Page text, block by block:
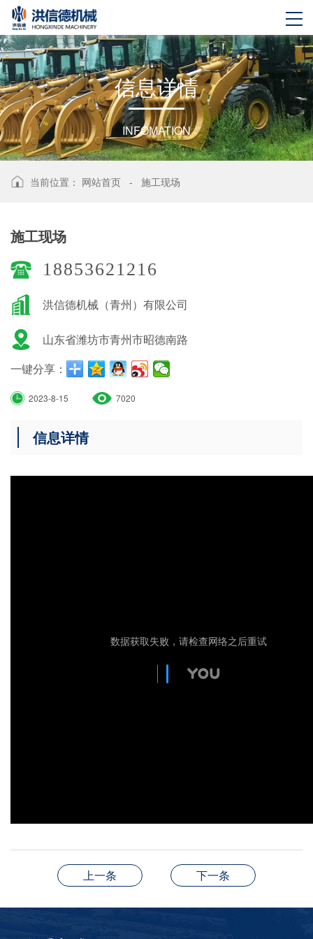
信息详情
INFOMATION
当前位置： 网站首页 - 施工现场
施工现场
18853621216
洪信德机械（青州）有限公司
山东省潍坊市青州市昭德南路
一键分享：
2023-8-15 7020
信息详情
上一条 下一条